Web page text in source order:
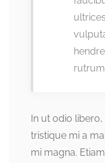
In ut odio
tristique mi a
mi magna.